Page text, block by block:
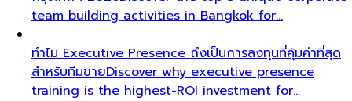
team building activities in Bangkok for…
ทำไม Executive Presence ถึงเป็นการลงทุนที่คุ้มค่าที่สุด
สำหรับทีมขายDiscover why executive presence
training is the highest-ROI investment for…